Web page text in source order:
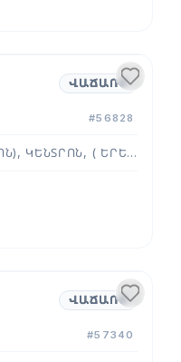
ՎԱՃԱՌՔ
#56828
ԲԱՂՐԱՄՅԱՆ ՊՈՂ(ԿԵՆՏՐՈՆ), ԿԵՆՏՐՈՆ, ( ԵՐԵՒԱՆ )
ՎԱՃԱՌՔ
#57340